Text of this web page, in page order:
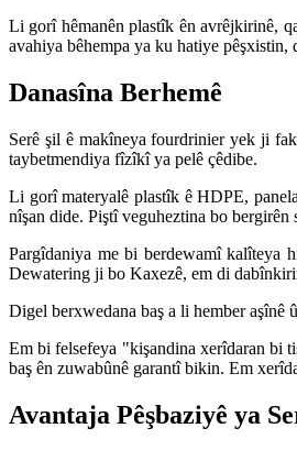
Li gorî hêmanên plastîk ên avrêjkirinê,
avahiya bêhempa ya ku hatiye
Danasîna Berhemê
Serê şil ê makîneya fourdrinier yek ji
taybetmendiya fîzîkî ya pelê çêdibe.
Li gorî materyalê plastîk ê HDPE,
nîşan dide. Piştî veguheztina bo
Pargîdaniya me bi berdewamî kalîteya
Dewatering ji bo Kaxezê, em di
Digel berxwedana baş a li hember
Em bi felsefeya "kişandina xerîdaran bi
baş ên zuwabûnê garantî bikin. Em
Avantaja Pêşbaziyê ya